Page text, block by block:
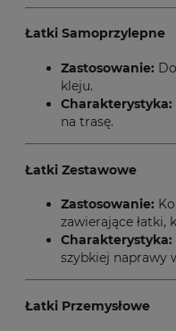
Łatki Samoprzylepne
Zastosowanie:
kleju.
Charakterystyka:
na trasę.
Łatki Zestawowe
Zastosowanie:
zawierające łatki,
Charakterystyka:
szybkiej naprawy
Łatki Przemysłowe